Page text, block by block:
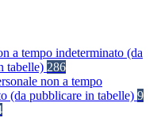
a tempo indeterminato (da
tabelle) 286
non a tempo
(da pubblicare in tabelle) 9